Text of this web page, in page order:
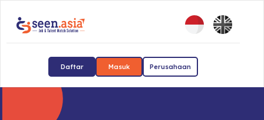
Daftar Masuk Perusahaan